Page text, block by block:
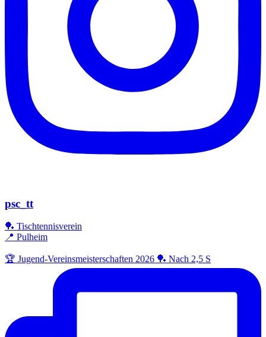
psc_tt
🏓 Tischtennisverein
📍 Pulheim
🏆 Jugend-Vereinsmeisterschaften 2026 🏓 Nach 2,5 S